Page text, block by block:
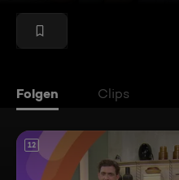
Folgen Clips
12